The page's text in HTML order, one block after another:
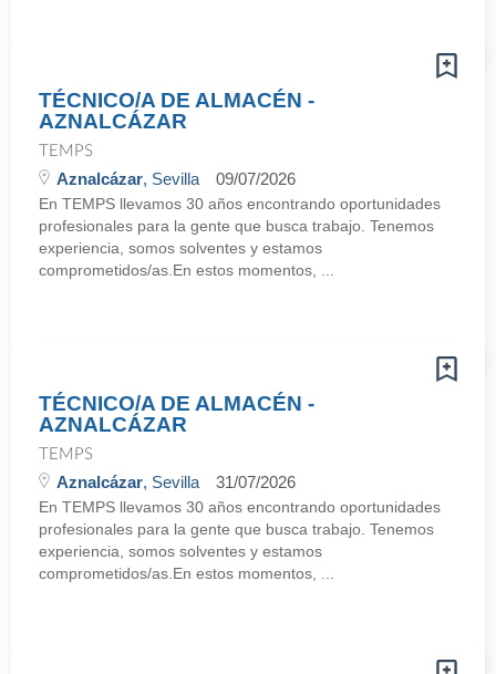
TÉCNICO/A DE ALMACÉN -
AZNALCÁZAR
TEMPS
Aznalcázar, Sevilla 09/07/2026
En TEMPS llevamos 30 años encontrando oportunidades
profesionales para la gente que busca trabajo. Tenemos
experiencia, somos solventes y estamos
comprometidos/as.En estos momentos, ...
TÉCNICO/A DE ALMACÉN -
AZNALCÁZAR
TEMPS
Aznalcázar, Sevilla 31/07/2026
En TEMPS llevamos 30 años encontrando oportunidades
profesionales para la gente que busca trabajo. Tenemos
experiencia, somos solventes y estamos
comprometidos/as.En estos momentos, ...